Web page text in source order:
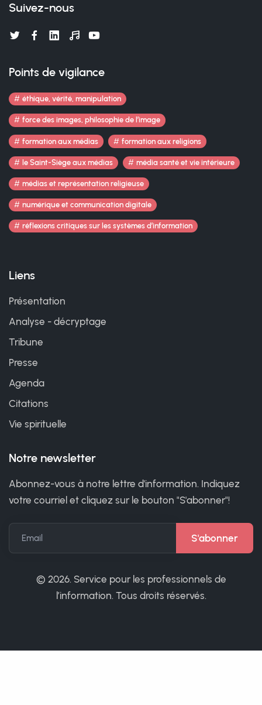
Suivez-nous
Points de vigilance
éthique, vérité, manipulation
force des images, philosophie de l’image
formation aux médias formation aux religions
le Saint-Siège aux médias média santé et vie intérieure
médias et représentation religieuse
numérique et communication digitale
réflexions critiques sur les systèmes d’information
Liens
Présentation
Analyse - décryptage
Tribune
Presse
Agenda
Citations
Vie spirituelle
Notre newsletter
Abonnez-vous à notre lettre d'information. Indiquez
votre courriel et cliquez sur le bouton "S'abonner"!
Email
© 2026. Service pour les professionnels de
l’information. Tous droits réservés.